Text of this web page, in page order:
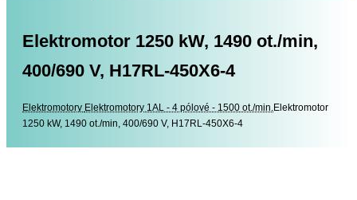
Elektromotor 1250 kW, 1490 ot./min,
400/690 V, H17RL-450X6-4
Elektromotory Elektromotory
Elektromotory 1AL - 4 pólové - 1500 ot./min.Elektromotor
1250 kW, 1490 ot./min, 400/690 V, H17RL-450X6-4